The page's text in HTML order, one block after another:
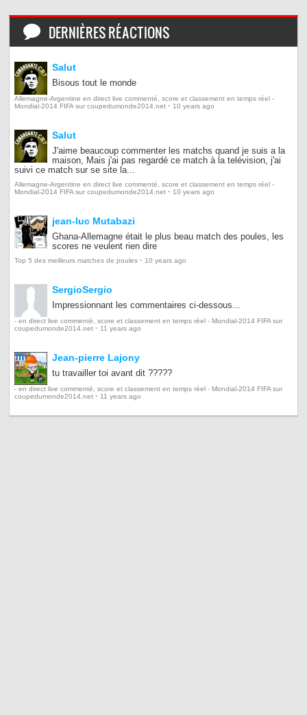
DERNIÈRES RÉACTIONS
Salut
Bisous tout le monde
Allemagne-Argentine en direct live commenté, score et classement en temps réel -
Mondial-2014 FIFA sur coupedumonde2014.net · 10 years ago
Salut
J'aime beaucoup commenter les matchs quand je suis a la
maison, Mais j'ai pas regardé ce match à la telévision, j'ai
suivi ce match sur se site la...
Allemagne-Argentine en direct live commenté, score et classement en temps réel -
Mondial-2014 FIFA sur coupedumonde2014.net · 10 years ago
jean-luc Mutabazi
Ghana-Allemagne était le plus beau match des poules, les
scores ne veulent rien dire
Top 5 des meilleurs matches de poules · 10 years ago
SergioSergio
Impressionnant les commentaires ci-dessous...
- en direct live commenté, score et classement en temps réel - Mondial-2014 FIFA sur
coupedumonde2014.net · 11 years ago
Jean-pierre Lajony
tu travailler toi avant dit ?????
- en direct live commenté, score et classement en temps réel - Mondial-2014 FIFA sur
coupedumonde2014.net · 11 years ago